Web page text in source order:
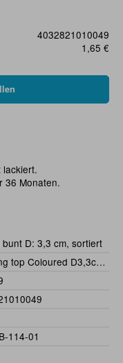
4032821010049
1,65 €
lackiert.
36 Monaten.
bunt D: 3,3 cm, sortiert
Spinning top Coloured D3,3cm, Assorted
114-01